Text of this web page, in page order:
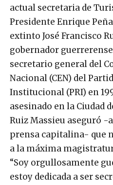
actual secretaria de
Presidente Enrique
extinto José Francisco
gobernador
secretario general del
Nacional (CEN) del
Institucional (PRI) en
asesinado en la Ciudad
Ruiz Massieu aseguró -
prensa capitalina- que
a la máxima
“Soy orgullosamente
estoy dedicada a ser